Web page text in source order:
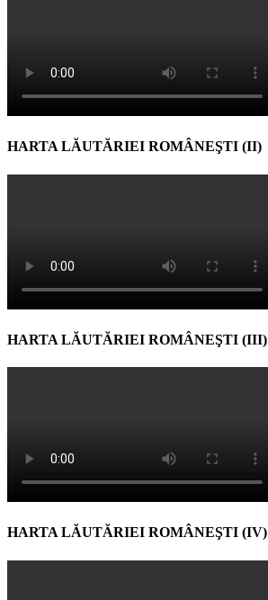
HARTA LĂUTĂRIEI ROMÂNEŞTI (II)
HARTA LĂUTĂRIEI ROMÂNEŞTI (III)
HARTA LĂUTĂRIEI ROMÂNEŞTI (IV)